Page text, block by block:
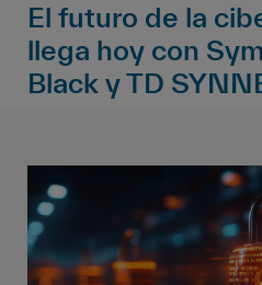
El futuro de la
llega hoy con
Black y TD